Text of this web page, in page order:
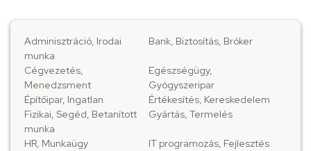
Adminisztráció, Irodai
munka
Bank, Biztosítás, Bróker
Cégvezetés,
Menedzsment
Egészségügy,
Gyógyszeripar
Építőipar, Ingatlan
Értékesítés, Kereskedelem
Fizikai, Segéd, Betanított
munka
Gyártás, Termelés
HR, Munkaügy
IT programozás, Fejlesztés